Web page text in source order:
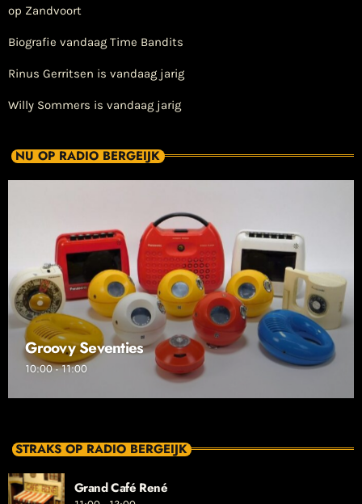
op Zandvoort
Biografie vandaag Time Bandits
Rinus Gerritsen is vandaag jarig
Willy Sommers is vandaag jarig
NU OP RADIO BERGEIJK
Groovy Seventies
10:00 - 11:00
STRAKS OP RADIO BERGEIJK
Grand Café René